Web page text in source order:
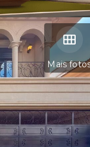
Mais